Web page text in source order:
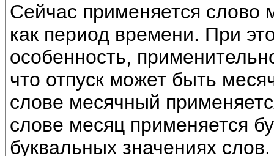
Сейчас применяется слово
как период времени. При
особенность,
что отпуск может быть
слове месячный
слове месяц применяется
буквальных значениях слов.